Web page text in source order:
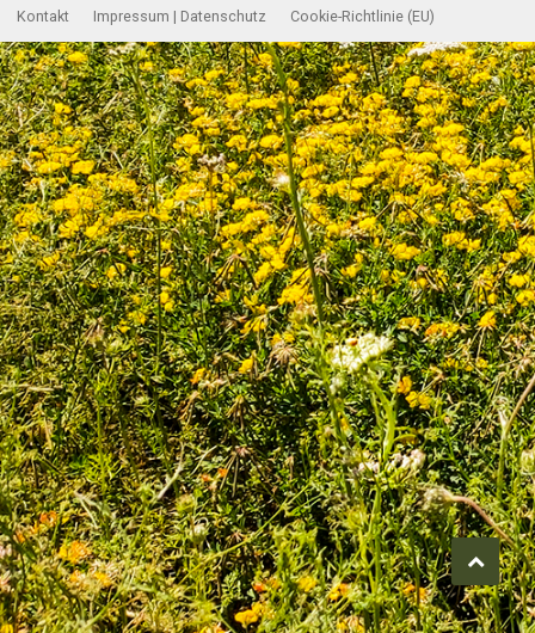
Kontakt Impressum | Datenschutz Cookie-Richtlinie (EU)